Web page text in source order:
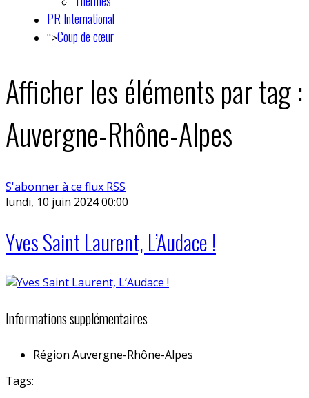
PR International
">Coup de cœur
Afficher les éléments par tag :
Auvergne-Rhône-Alpes
S'abonner à ce flux RSS
lundi, 10 juin 2024 00:00
Yves Saint Laurent, L’Audace !
Informations supplémentaires
Région Auvergne-Rhône-Alpes
Tags: